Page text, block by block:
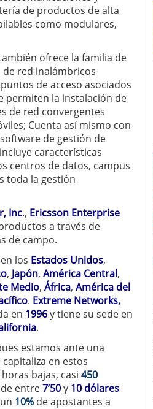
de productos de alta
como modulares,
ofrece la familia de
red inalámbricos
puntos de acceso asociados
permiten la instalación de
de red convergentes
Cuenta así mismo con
de gestión de
características
centros de datos, campus
toda la gestión
Inc., Ericsson Enterprise
a través de
de campo.
los Estados Unidos,
, Japón, América Central,
Medio, África, América del
. Extreme Networks,
en 1996y tiene su sede en
.
estamos ante una
en estos
bajas, casi 450
entre7’50y 10 dólares
10% de apostantes a